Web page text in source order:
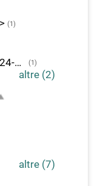
(1)
Reid, Robert Clark <1924-2006> (1)
altre (2)
altre (7)